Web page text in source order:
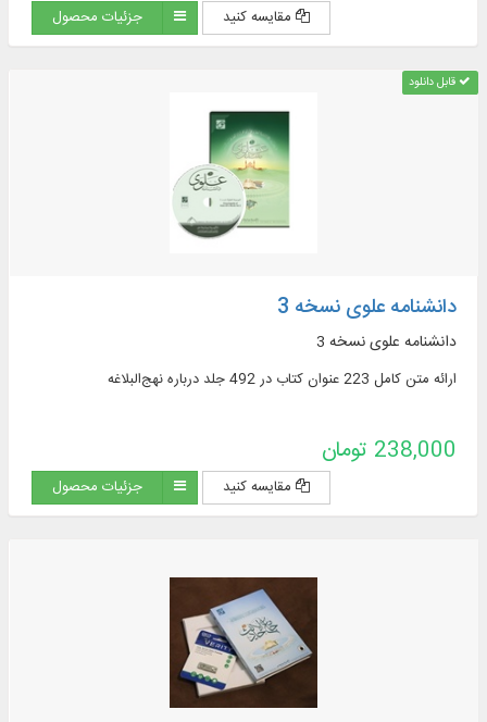
مقایسه کنید جزئیات محصول
قابل دانلود
دانشنامه علوی نسخه 3
دانشنامه علوی نسخه 3
ارائه متن کامل 223 عنوان کتاب در 492 جلد درباره نهج‌البلاغه
238,000 تومان
مقایسه کنید جزئیات محصول